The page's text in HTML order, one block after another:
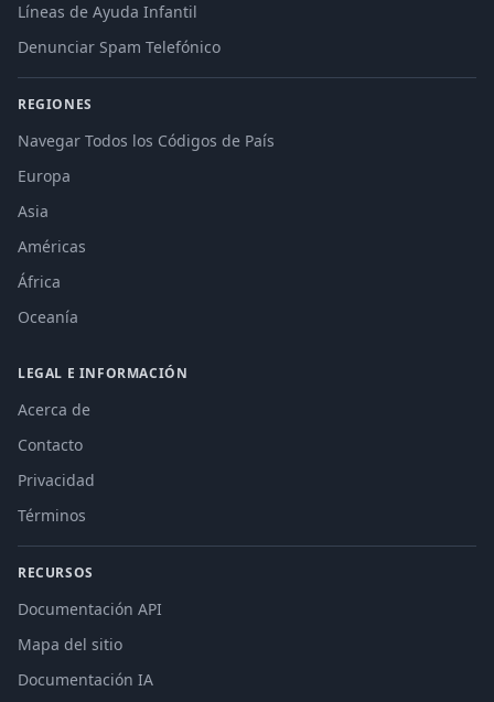
Líneas de Ayuda Infantil
Denunciar Spam Telefónico
REGIONES
Navegar Todos los Códigos de País
Europa
Asia
Américas
África
Oceanía
LEGAL E INFORMACIÓN
Acerca de
Contacto
Privacidad
Términos
RECURSOS
Documentación API
Mapa del sitio
Documentación IA